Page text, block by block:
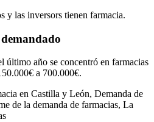
y las inversors tienen farmacia.
último año se concentró en farmacias
a 700.000€.
en Castilla y León, Demanda de
de la demanda de farmacias, La